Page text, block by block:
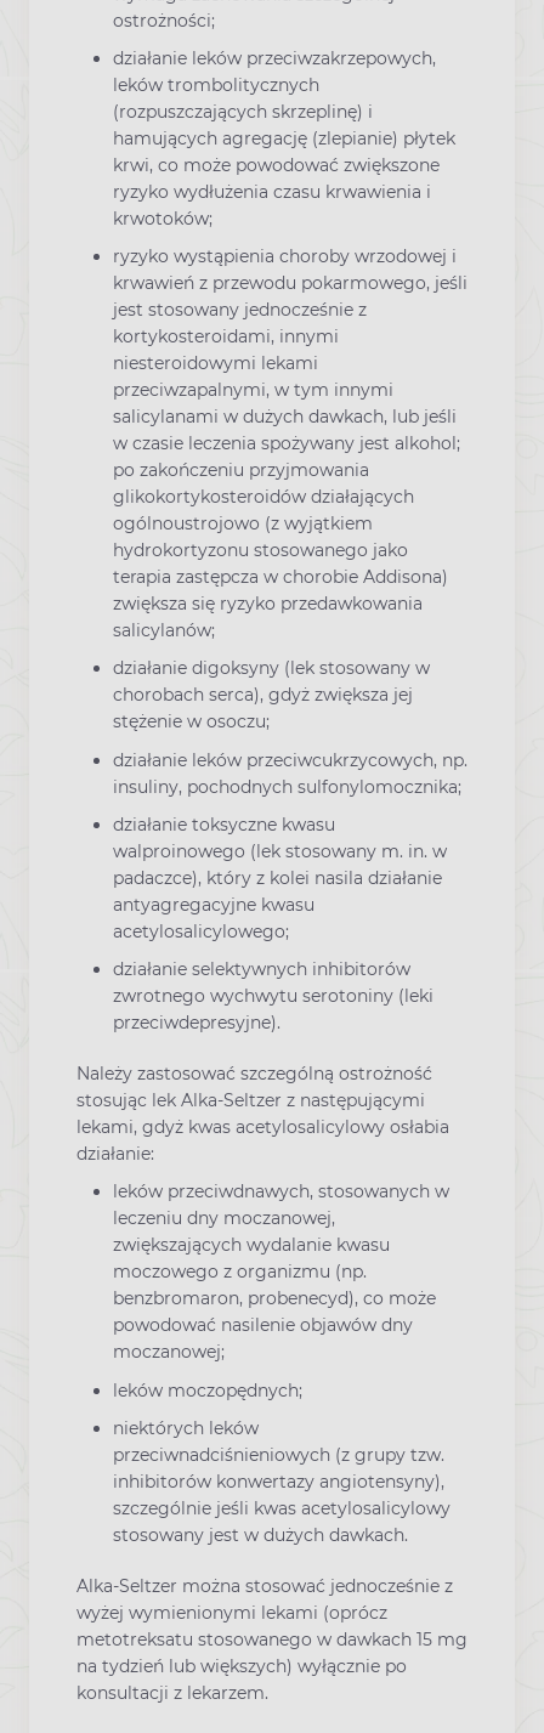
ostrożności;
działanie leków przeciwzakrzepowych,
leków trombolitycznych
(rozpuszczających skrzeplinę) i
hamujących agregację (zlepianie) płytek
krwi, co może powodować zwiększone
ryzyko wydłużenia czasu krwawienia i
krwotoków;
ryzyko wystąpienia choroby wrzodowej i
krwawień z przewodu pokarmowego, jeśli
jest stosowany jednocześnie z
kortykosteroidami, innymi
niesteroidowymi lekami
przeciwzapalnymi, w tym innymi
salicylanami w dużych dawkach, lub jeśli
w czasie leczenia spożywany jest alkohol;
po zakończeniu przyjmowania
glikokortykosteroidów działających
ogólnoustrojowo (z wyjątkiem
hydrokortyzonu stosowanego jako
terapia zastępcza w chorobie Addisona)
zwiększa się ryzyko przedawkowania
salicylanów;
działanie digoksyny (lek stosowany w
chorobach serca), gdyż zwiększa jej
stężenie w osoczu;
działanie leków przeciwcukrzycowych, np.
insuliny, pochodnych sulfonylomocznika;
działanie toksyczne kwasu
walproinowego (lek stosowany m. in. w
padaczce), który z kolei nasila działanie
antyagregacyjne kwasu
acetylosalicylowego;
działanie selektywnych inhibitorów
zwrotnego wychwytu serotoniny (leki
przeciwdepresyjne).
Należy zastosować szczególną ostrożność
stosując lek Alka-Seltzer z następującymi
lekami, gdyż kwas acetylosalicylowy osłabia
działanie:
leków przeciwdnawych, stosowanych w
leczeniu dny moczanowej,
zwiększających wydalanie kwasu
moczowego z organizmu (np.
benzbromaron, probenecyd), co może
powodować nasilenie objawów dny
moczanowej;
leków moczopędnych;
niektórych leków
przeciwnadciśnieniowych (z grupy tzw.
inhibitorów konwertazy angiotensyny),
szczególnie jeśli kwas acetylosalicylowy
stosowany jest w dużych dawkach.
Alka-Seltzer można stosować jednocześnie z
wyżej wymienionymi lekami (oprócz
metotreksatu stosowanego w dawkach 15 mg
na tydzień lub większych) wyłącznie po
konsultacji z lekarzem.